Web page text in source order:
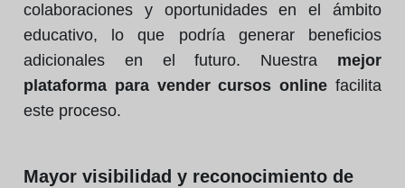
colaboraciones y oportunidades en el ámbito
educativo, lo que podría generar beneficios
adicionales en el futuro. Nuestra mejor
plataforma para vender cursos online facilita
este proceso.
Mayor visibilidad y reconocimiento de